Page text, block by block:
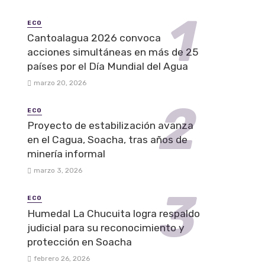
ECO
Cantoalagua 2026 convoca
acciones simultáneas en más de 25
países por el Día Mundial del Agua
marzo 20, 2026
ECO
Proyecto de estabilización avanza
en el Cagua, Soacha, tras años de
minería informal
marzo 3, 2026
ECO
Humedal La Chucuita logra respaldo
judicial para su reconocimiento y
protección en Soacha
febrero 26, 2026